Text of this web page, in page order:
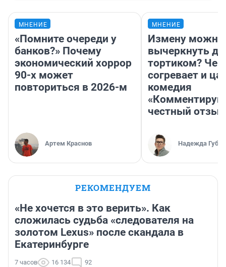
МНЕНИЕ
«Помните очереди у
банков?» Почему
экономический хоррор
90-х может
повториться в 2026-м
Артем Краснов
МНЕНИЕ
Измену можно
вычеркнуть
тортиком? Чем
согревает и
комедия
«Комментируй
честный отзыв
Надежда
РЕКОМЕНДУЕМ
«Не хочется в это верить». Как
сложилась судьба «следователя на
золотом Lexus» после скандала в
Екатеринбурге
7 часов 16 134 92